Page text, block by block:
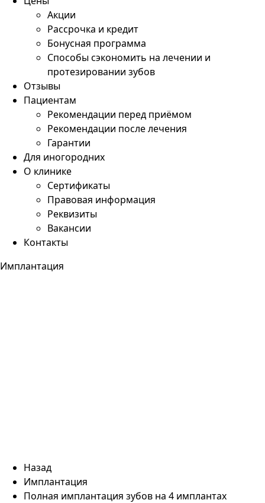
Акции
Рассрочка и кредит
Бонусная программа
Способы сэкономить на лечении и
протезировании зубов
Отзывы
Пациентам
Рекомендации перед приёмом
Рекомендации после лечения
Гарантии
Для иногородних
О клинике
Сертификаты
Правовая информация
Реквизиты
Вакансии
Контакты
Имплантация
Назад
Имплантация
Полная имплантация зубов на 4 имплантах